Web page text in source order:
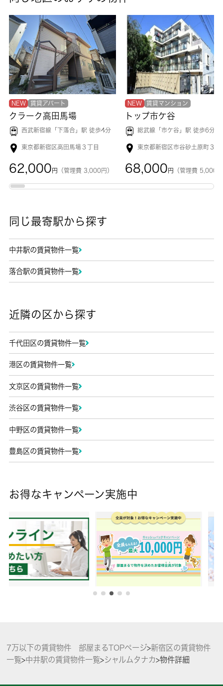
NEW 賃貸アパート
クラーク高田馬場
西武新宿線「 下落合」駅 徒歩4分
東京都新宿区高田馬場３丁目
62,000 円 （管理費 3,000円）
NEW 賃貸マンション
トップ市ケ谷
総武線「市ケ谷 」駅 徒歩6分
東京都新宿区市谷砂土原町３丁
68,000 円 （管理費 5,000
同じ最寄駅から探す
中井駅の賃貸物件一覧
落合駅の賃貸物件一覧
近隣の区から探す
千代田区の賃貸物件一覧
港区の賃貸物件一覧
文京区の賃貸物件一覧
渋谷区の賃貸物件一覧
中野区の賃貸物件一覧
豊島区の賃貸物件一覧
お得なキャンペーン実施中
7万以下の賃貸物件 部屋まるTOPページ>新宿区の賃貸物件
一覧>中井駅の賃貸物件一覧>シャルムタナカ>物件詳細